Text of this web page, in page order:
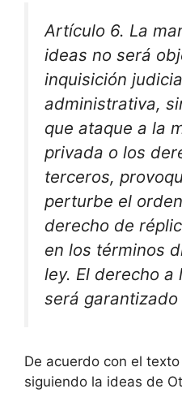
Artículo 6. La
ideas no será
inquisición
administrativa,
que ataque a la
privada o los
terceros,
perturbe el
derecho de
en los términos
ley. El derecho a
será
De acuerdo con el
siguiendo la ideas de